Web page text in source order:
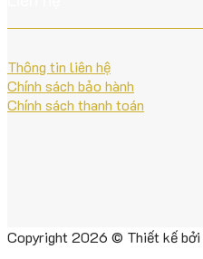
Thông tin liên hệ
Chính sách bảo hành
Chính sách thanh toán
Copyright 2026 © Thiết kế bởi